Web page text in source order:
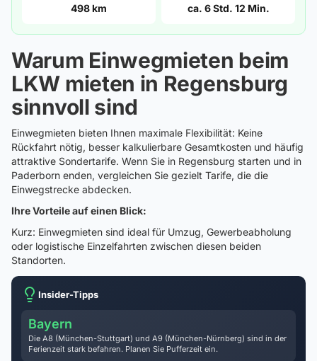
498 km ca. 6 Std. 12 Min.
Warum Einwegmieten beim
LKW mieten in Regensburg
sinnvoll sind
Einwegmieten bieten Ihnen maximale Flexibilität: Keine
Rückfahrt nötig, besser kalkulierbare Gesamtkosten und häufig
attraktive Sondertarife. Wenn Sie in Regensburg starten und in
Paderborn enden, vergleichen Sie gezielt Tarife, die die
Einwegstrecke abdecken.
Ihre Vorteile auf einen Blick:
Kurz: Einwegmieten sind ideal für Umzug, Gewerbeabholung
oder logistische Einzelfahrten zwischen diesen beiden
Standorten.
Insider-Tipps
Bayern
Die A8 (München-Stuttgart) und A9 (München-Nürnberg) sind in der
Ferienzeit stark befahren. Planen Sie Pufferzeit ein.